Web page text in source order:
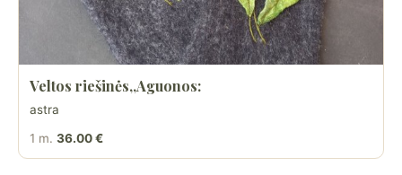
Veltos riešinės,,Aguonos:
astra
1 m. 36.00 €